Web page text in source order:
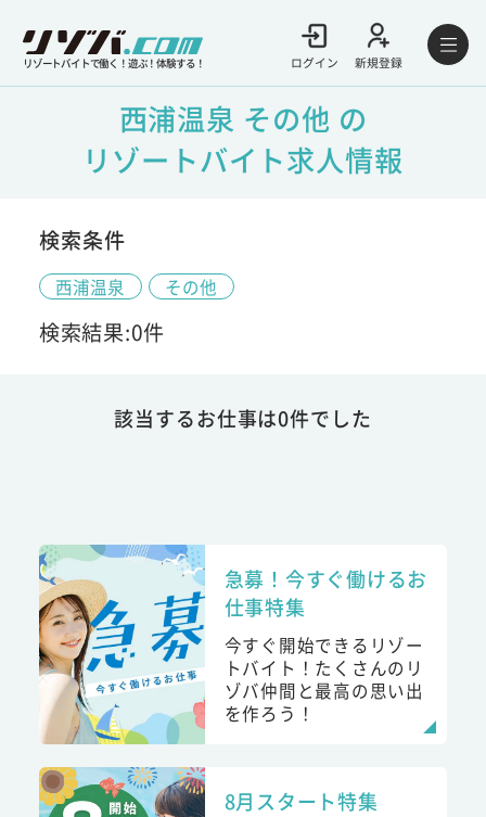
リゾートバイトで働く！遊ぶ！体験する！ ログイン 新規登録
西浦温泉 その他 の
リゾートバイト求人情報
検索条件
西浦温泉 その他
検索結果:0件
該当するお仕事は0件でした
急募！今すぐ働けるお
仕事特集
今すぐ開始できるリゾー
トバイト！たくさんのリ
ゾバ仲間と最高の思い出
を作ろう！
8月スタート特集